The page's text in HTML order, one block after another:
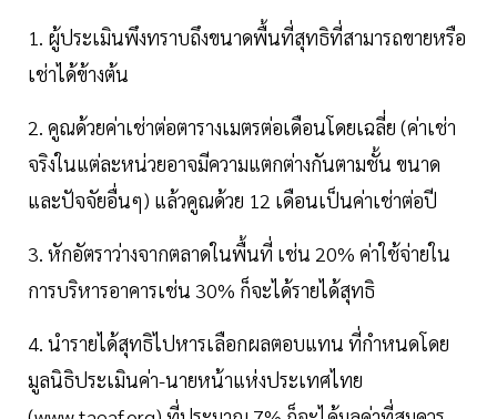
1. ผู้ประเมินพึงทราบถึงขนาดพื้นที่สุทธิที่สามารถขายหรือ
เช่าได้ข้างต้น
2. คูณด้วยค่าเช่าต่อตารางเมตรต่อเดือนโดยเฉลี่ย (ค่าเช่า
จริงในแต่ละหน่วยอาจมีความแตกต่างกันตามชั้น ขนาด
และปัจจัยอื่นๆ) แล้วคูณด้วย 12 เดือนเป็นค่าเช่าต่อปี
3. หักอัตราว่างจากตลาดในพื้นที่ เช่น 20% ค่าใช้จ่ายใน
การบริหารอาคารเช่น 30% ก็จะได้รายได้สุทธิ
4. นำรายได้สุทธิไปหารเลือกผลตอบแทน ที่กำหนดโดย
มูลนิธิประเมินค่า-นายหน้าแห่งประเทศไทย